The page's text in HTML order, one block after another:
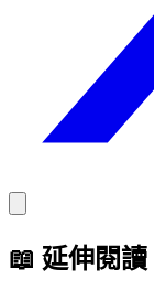
📖 延伸閱讀